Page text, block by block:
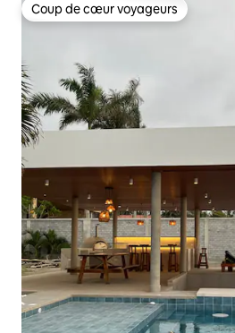
Coup de cœur voyageurs
Coup de cœur voyageurs